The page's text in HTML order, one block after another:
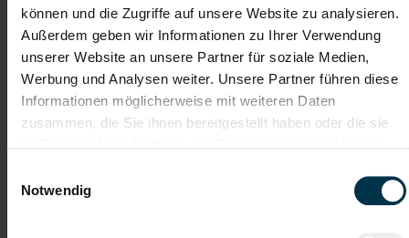
können und die Zugriffe auf unsere Website zu analysieren.
Außerdem geben wir Informationen zu Ihrer Verwendung
unserer Website an unsere Partner für soziale Medien,
Werbung und Analysen weiter. Unsere Partner führen diese
Informationen möglicherweise mit weiteren Daten
zusammen, die Sie ihnen bereitgestellt haben oder die sie
Notwendig
Soziale Absicherung durch
TTI-Betriebsrat und
Fairnessabkommen
Tolle Aus- und
Weiterbildungsangebote
sowie Aufstiegsmöglichkeiten